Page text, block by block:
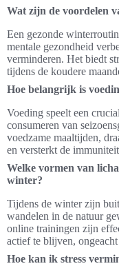
Wat zijn de voordelen
Een gezonde
mentale gezondheid
verminderen. Het biedt
tijdens de koudere
Hoe belangrijk is
Voeding speelt een
consumeren van
voedzame maaltijden,
en versterkt de
Welke vormen van
winter?
Tijdens de winter zijn
wandelen in de natuur
online trainingen zijn
actief te blijven,
Hoe kan ik stress